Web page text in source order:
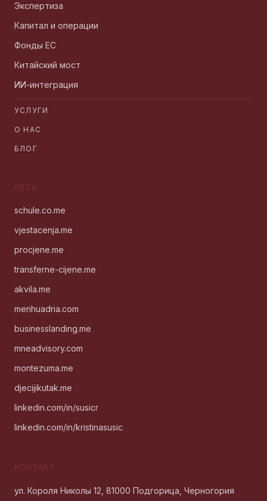
Экспертиза
Капитал и операции
Фонды ЕС
Китайский мост
ИИ-интеграция
УСЛУГИ
О НАС
БЛОГ
СЕТЬ
schule.co.me
vjestacenja.me
procjene.me
transferne-cijene.me
akvila.me
menhuadria.com
businesslanding.me
mneadvisory.com
montezuma.me
djecijikutak.me
linkedin.com/in/susicr
linkedin.com/in/kristinasusic
КОНТАКТ
ул. Короля Николы 12, 81000 Подгорица, Черногория